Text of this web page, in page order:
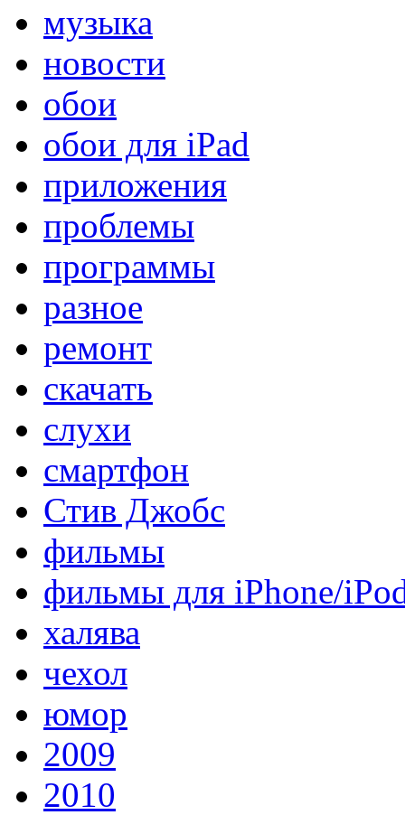
музыка
новости
обои
обои для iPad
приложения
проблемы
программы
разное
ремонт
скачать
слухи
смартфон
Стив Джобс
фильмы
фильмы для iPhone/
халява
чехол
юмор
2009
2010